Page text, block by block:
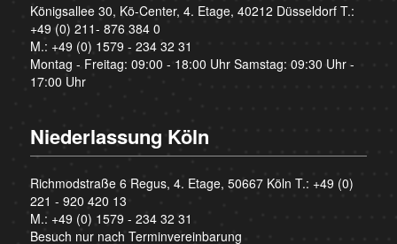
Königsallee 30, Kö-Center, 4. Etage, 40212 Düsseldorf T.:
+49 (0) 211- 876 384 0
M.: +49 (0) 1579 - 234 32 31
Montag - Freitag: 09:00 - 18:00 Uhr Samstag: 09:30 Uhr -
17:00 Uhr
Niederlassung Köln
Richmodstraße 6 Regus, 4. Etage, 50667 Köln T.: +49 (0)
221 - 920 420 13
M.: +49 (0) 1579 - 234 32 31
Besuch nur nach Terminvereinbarung